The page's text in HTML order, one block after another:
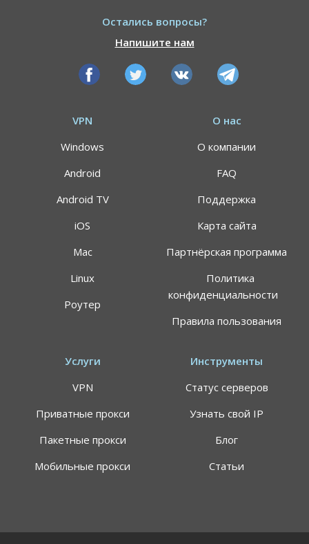
Остались вопросы?
Напишите нам
VPN
Windows
Android
Android TV
iOS
Mac
Linux
Роутер
О нас
О компании
FAQ
Поддержка
Карта сайта
Партнёрская программа
Политика
конфиденциальности
Правила пользования
Услуги
VPN
Приватные прокси
Пакетные прокси
Мобильные прокси
Инструменты
Статус серверов
Узнать свой IP
Блог
Статьи